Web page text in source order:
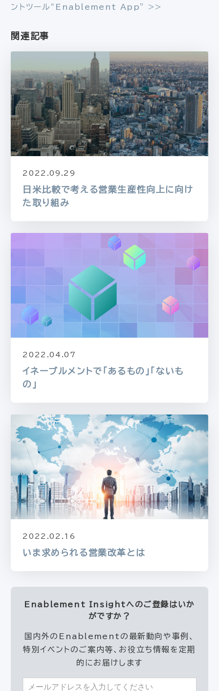
ントツール“Enablement App” >>
関連記事
2022.09.29
日米比較で考える営業生産性向上に向け
た取り組み
2022.04.07
イネーブルメントで「あるもの」「ないも
の」
2022.02.16
いま求められる営業改革とは
Enablement Insightへのご登録はいか
がですか？
国内外のEnablementの最新動向や事例、
特別イベントのご案内等、お役立ち情報を定期
的にお届けします